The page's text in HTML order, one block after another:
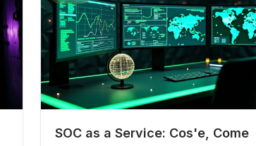
SOC as a Service: Cos'e, Come